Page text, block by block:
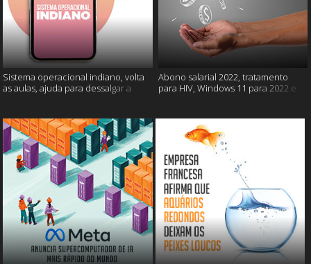
Sistema operacional indiano, volta
as aulas, ajuda para dessalgar a
Abono salarial 2022, tratamento
para HIV, Windows 11 para 2022 e